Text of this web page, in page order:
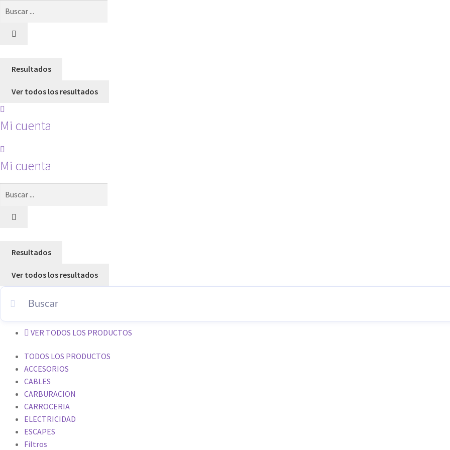
Resultados
Ver todos los resultados
Mi cuenta
Mi cuenta
Resultados
Ver todos los resultados
VER TODOS LOS PRODUCTOS
TODOS LOS PRODUCTOS
ACCESORIOS
CABLES
CARBURACION
CARROCERIA
ELECTRICIDAD
ESCAPES
Filtros